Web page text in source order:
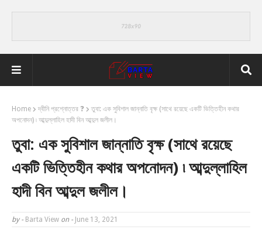
Home দ্বীনি প্রশ্নোত্তর ❓
তুবা: এক সুবিশাল জান্নাতি বৃক্ষ (সাথে রয়েছে একটি ভিত্তিহীন কথার
অপনোদন) ৷ আব্দুল্লাহিল হাদী বিন আব্দুল জলীল।
তুবা: এক সুবিশাল জান্নাতি বৃক্ষ (সাথে রয়েছে
একটি ভিত্তিহীন কথার অপনোদন) ৷ আব্দুল্লাহিল
হাদী বিন আব্দুল জলীল।
by - Barta View on - June 13, 2021